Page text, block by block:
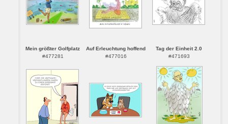
Mein größter Golfplatz
#477281
Auf Erleuchtung hoffend
#477016
Tag der Einheit 2.0
#471693